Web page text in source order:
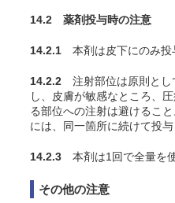
14.2 薬剤投与時の注意
14.2.1 本剤は皮下にのみ投
14.2.2 注射部位は原則とし
し、皮膚が敏感なところ、
る部位への注射は避けるこ
には、同一箇所に続けて投与
14.2.3 本剤は1回で全量を
その他の注意